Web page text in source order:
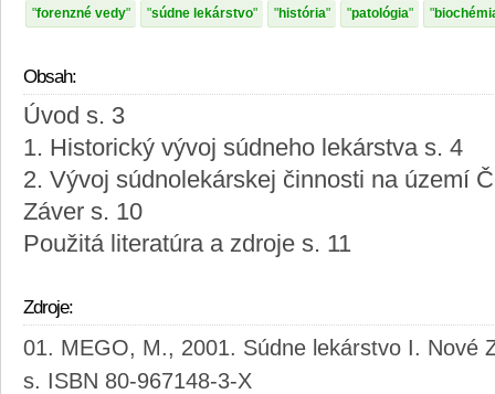
forenzné vedy súdne lekárstvo história patológia
Obsah:
Úvod s. 3
1. Historický vývoj súdneho lekárstva s. 4
2. Vývoj súdnolekárskej činnosti na území
Záver s. 10
Použitá literatúra a zdroje s. 11
Zdroje:
MEGO, M., 2001. Súdne lekárstvo I. Nové
s. ISBN 80-967148-3-X